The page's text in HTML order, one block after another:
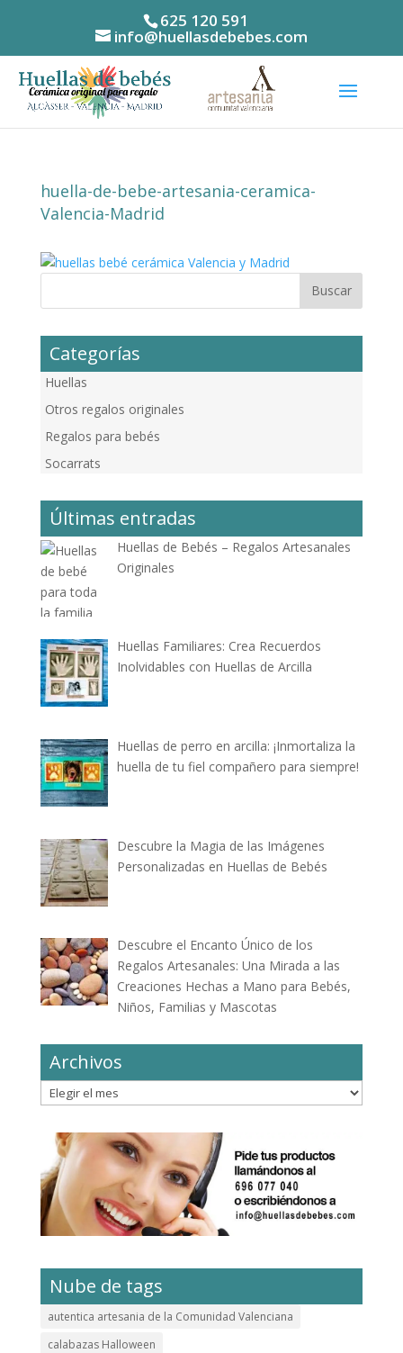
625 120 591
info@huellasdebebes.com
huella-de-bebe-artesania-ceramica-
Valencia-Madrid
Categorías
Huellas
Otros regalos originales
Regalos para bebés
Socarrats
Últimas entradas
Huellas de Bebés – Regalos Artesanales
Originales
Huellas Familiares: Crea Recuerdos
Inolvidables con Huellas de Arcilla
Huellas de perro en arcilla: ¡Inmortaliza la
huella de tu fiel compañero para siempre!
Descubre la Magia de las Imágenes
Personalizadas en Huellas de Bebés
Descubre el Encanto Único de los
Regalos Artesanales: Una Mirada a las
Creaciones Hechas a Mano para Bebés,
Niños, Familias y Mascotas
Archivos
Archivos
Nube de tags
autentica artesania de la Comunidad Valenciana
calabazas Halloween